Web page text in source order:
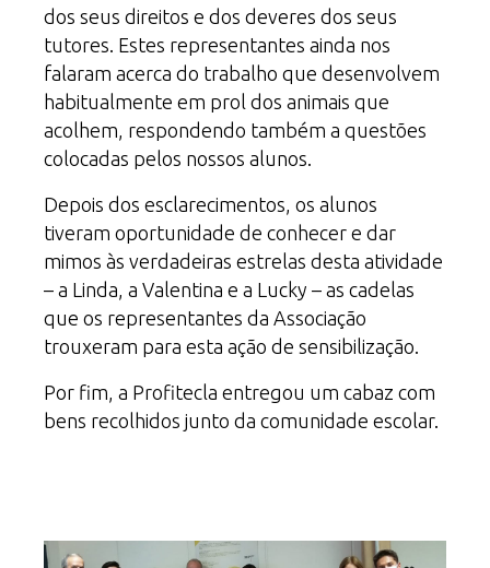
dos seus direitos e dos deveres dos seus
tutores. Estes representantes ainda nos
falaram acerca do trabalho que desenvolvem
habitualmente em prol dos animais que
acolhem, respondendo também a questões
colocadas pelos nossos alunos.
Depois dos esclarecimentos, os alunos
tiveram oportunidade de conhecer e dar
mimos às verdadeiras estrelas desta atividade
– a Linda, a Valentina e a Lucky – as cadelas
que os representantes da Associação
trouxeram para esta ação de sensibilização.
Por fim, a Profitecla entregou um cabaz com
bens recolhidos junto da comunidade escolar.